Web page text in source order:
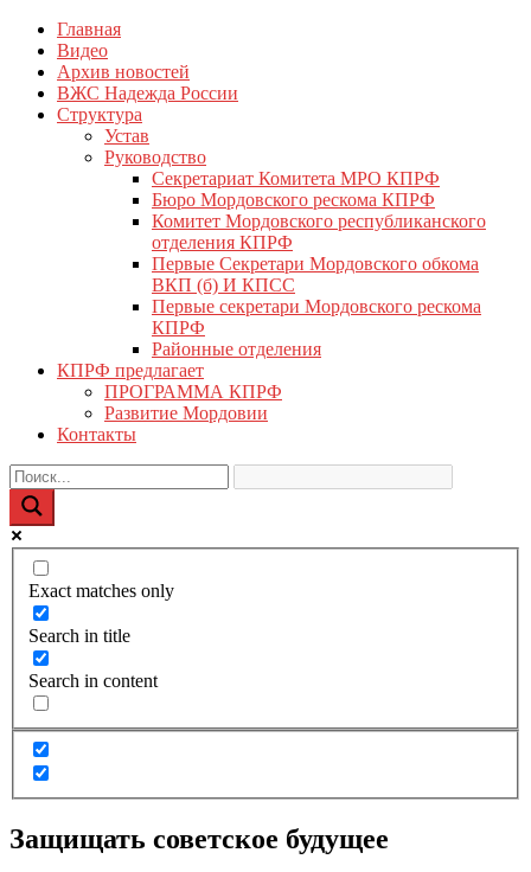
Перейти
содержимому
КПРФ Мордовия
Мордовское Региональное отделение КПРФ
Главная
Видео
Архив новостей
ВЖС Надежда России
Структура
Устав
Руководство
Секретариат Комитета МРО КПРФ
Бюро Мордовского рескома КПРФ
Комитет Мордовского республиканского
отделения КПРФ
Первые Секретари Мордовского обкома
ВКП (б) И КПСС
Первые секретари Мордовского рескома
КПРФ
Районные отделения
КПРФ предлагает
ПРОГРАММА КПРФ
Развитие Мордовии
Контакты
Exact matches only
Search in title
Search in content
Защищать советское будущее